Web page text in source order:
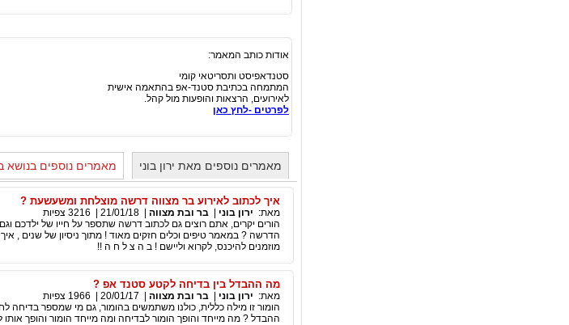
אודות כותב המאמר:
סטנדאפיסט ותסריטאי קומי
המתמחה בכתיבת סטנד-אפ בהתאמה אישית
לאירועים, הרצאות והופעות מול קהל.
לפרטים -לחץ כאן
מאמרים נוספים מאת ירון בוני מאמרים נוספים בנושא
איך לכתוב לאירוע בר מצווה דרשה מוצלחת ומשעשעת ?
מאת: ירון בוני בר ובת מצווה 21/01/18
3216 צפיות
הורים יקרים, אתם רוצים גם לכתוב דרשה שתספר על חייו של ילדכם
הדרשה ? במאמר טיפים וכלים חזקים מאוד ! מתוך ניסיון של שנים ,
מוזמנים להיכנס, לקרוא וליישם ! ב ה צ ל ח ה !!
מה ההבדל בין בדיחה לקטע סטנד אפ ?
מאת: ירון בוני בר ובת מצווה 20/01/17
1966 צפיות
הומור זו מילה כללית, כולנו משתמשים בהומור, גם מי שמספר
ההבדל ? מה מייחד והופך הומור לבדיחה ומה מייחד הומור והופך